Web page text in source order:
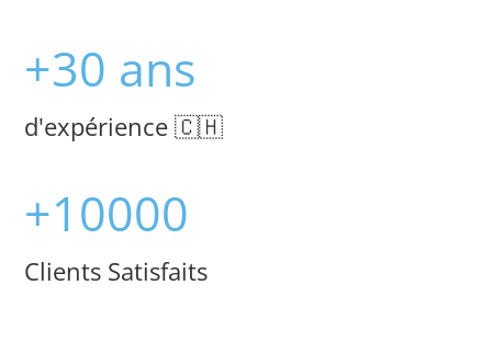
+30 ans
d'expérience 🇨🇭
+10000
Clients Satisfaits